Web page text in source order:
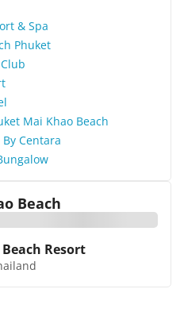
& Spa
Phuket
Mai Khao Beach
Centara
Beach
Resort